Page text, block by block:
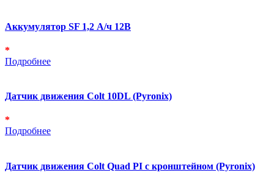
Аккумулятор SF 1,2 А/ч 12В
*
Подробнее
Датчик движения Colt 10DL (Pyronix)
*
Подробнее
Датчик движения Colt Quad PI с кронштейном (Pyronix)